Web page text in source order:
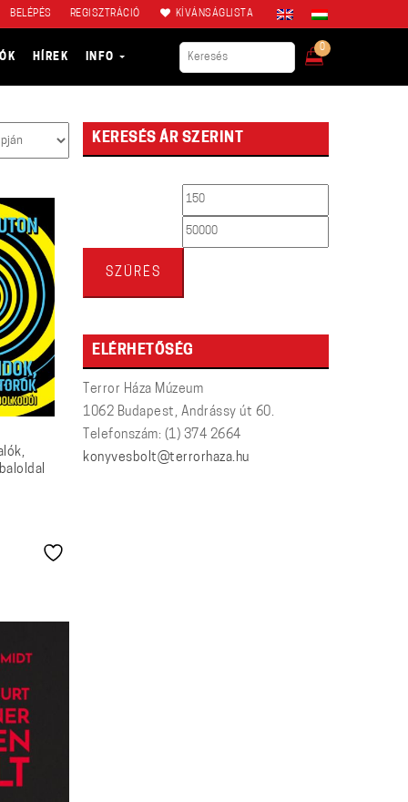
BELÉPÉS REGISZTRÁCIÓ KÍVÁNSÁGLISTA
HÍREK INFO
0
KERESÉS ÁR SZERINT
Min
SZŰRÉS
ELÉRHETŐSÉG
Terror Háza Múzeum
1062 Budapest, Andrássy út 60.
Telefonszám: (1) 374 2664
konyvesbolt@terrorhaza.hu